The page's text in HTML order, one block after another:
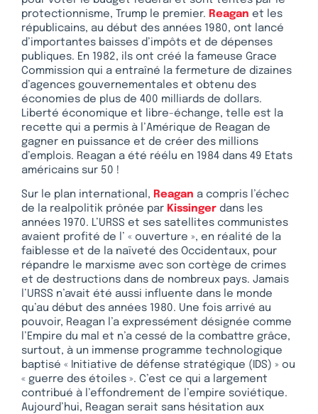
protectionnisme, Trump le premier. Reagan et les
républicains, au début des années 1980, ont lancé
d’importantes baisses d’impôts et de dépenses
publiques. En 1982, ils ont créé la fameuse Grace
Commission qui a entraîné la fermeture de dizaines
d’agences gouvernementales et obtenu des
économies de plus de 400 milliards de dollars.
Liberté économique et libre-échange, telle est la
recette qui a permis à l’Amérique de Reagan de
gagner en puissance et de créer des millions
d’emplois. Reagan a été réélu en 1984 dans 49 Etats
américains sur 50 !
Sur le plan international, Reagan a compris l’échec
de la realpolitik prônée par Kissinger dans les
années 1970. L’URSS et ses satellites communistes
avaient profité de l’ « ouverture », en réalité de la
faiblesse et de la naïveté des Occidentaux, pour
répandre le marxisme avec son cortège de crimes
et de destructions dans de nombreux pays. Jamais
l’URSS n’avait été aussi influente dans le monde
qu’au début des années 1980. Une fois arrivé au
pouvoir, Reagan l’a expressément désignée comme
l’Empire du mal et n’a cessé de la combattre grâce,
surtout, à un immense programme technologique
baptisé « Initiative de défense stratégique (IDS) » ou
« guerre des étoiles ». C’est ce qui a largement
contribué à l’effondrement de l’empire soviétique.
Aujourd’hui, Reagan serait sans hésitation aux